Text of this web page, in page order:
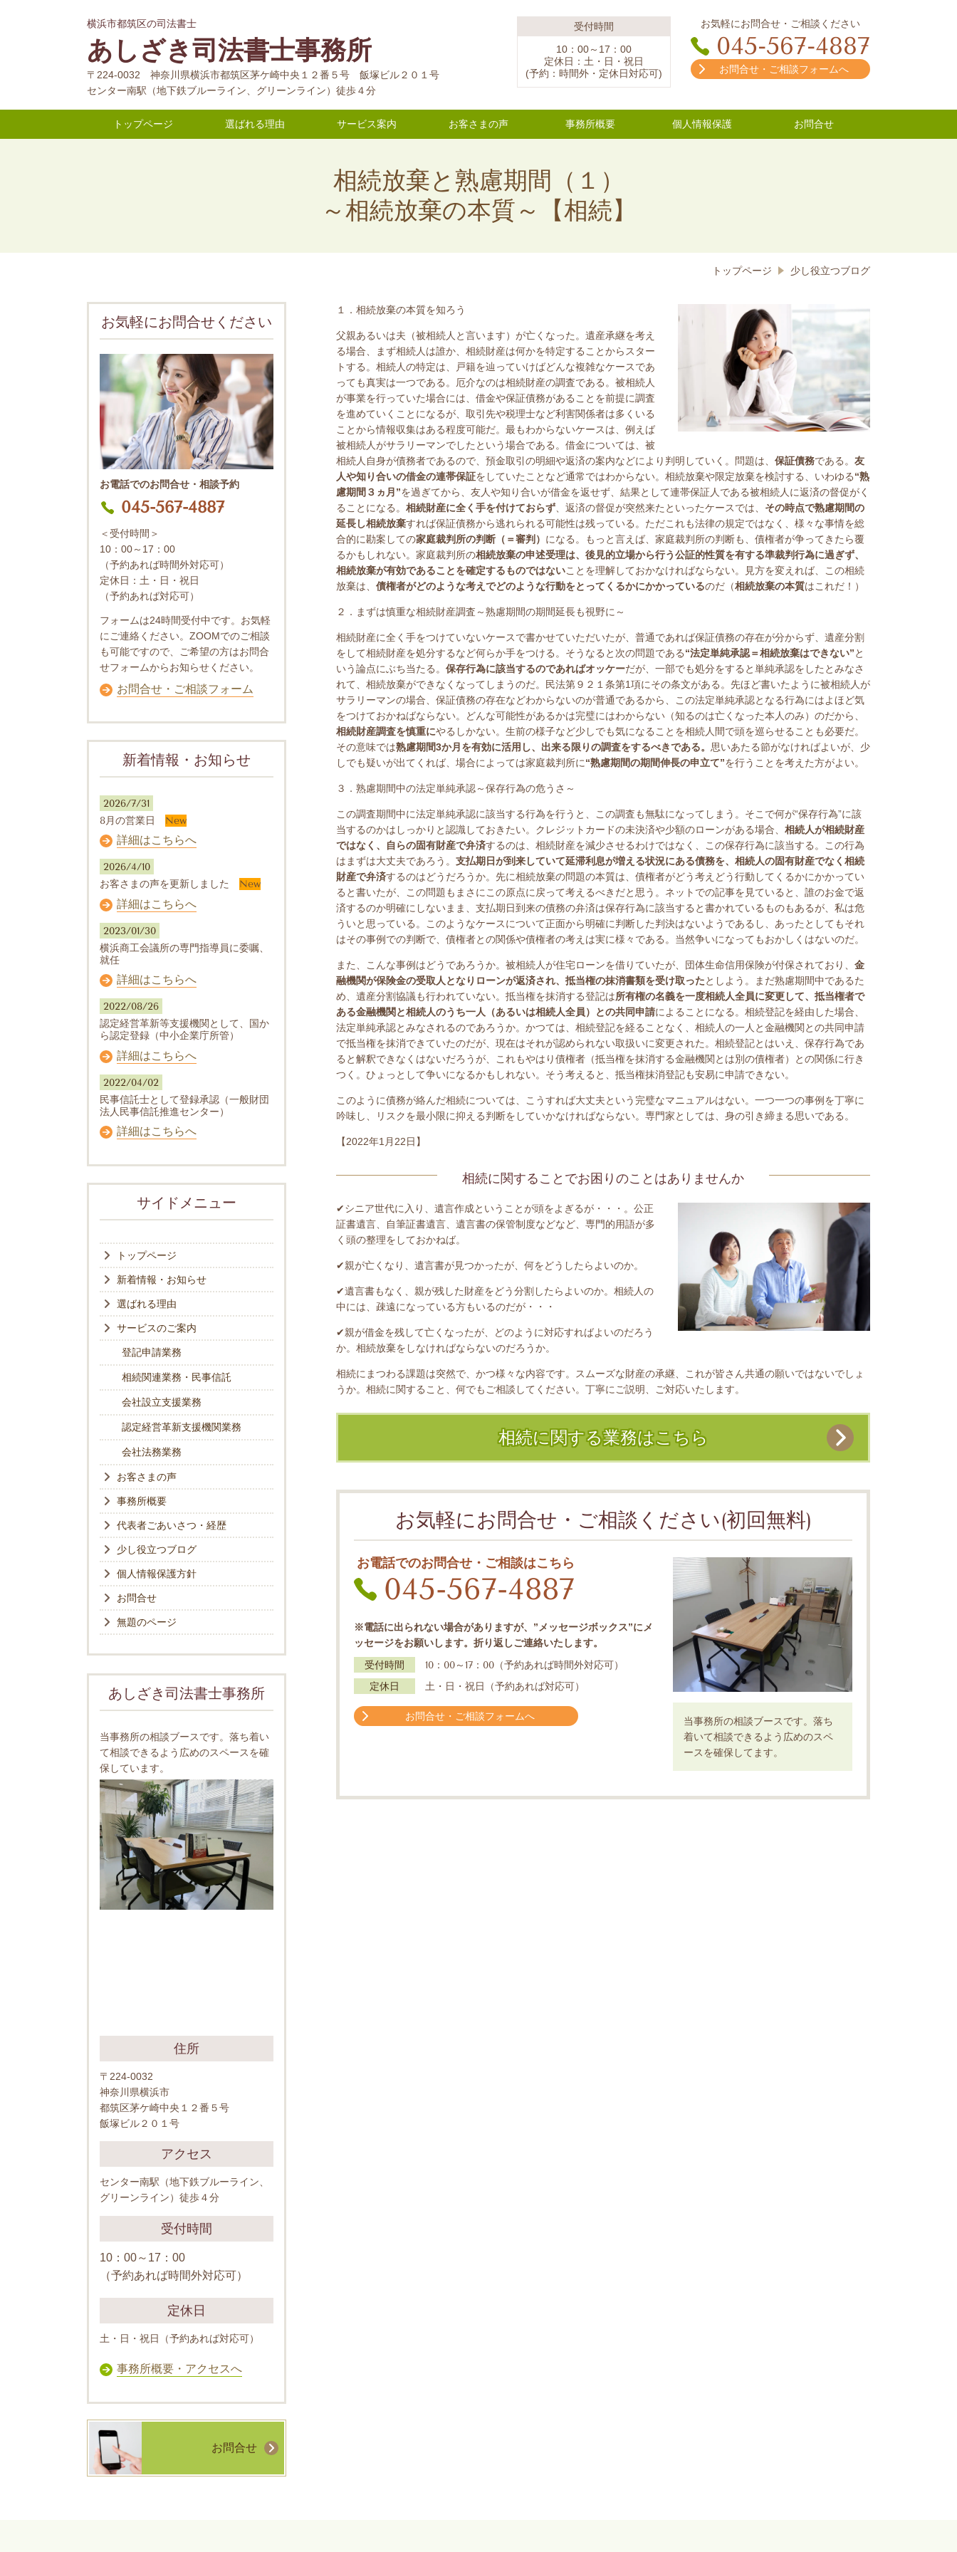
横浜市都筑区の司法書士
あしざき司法書士事務所
〒224-0032 神奈川県横浜市都筑区茅ケ崎中央１２番５号 飯塚ビル２０１号
センター南駅（地下鉄ブルーライン、グリーンライン）徒歩４分
受付時間
10：00～17：00
定休日：土・日・祝日
(予約：時間外・定休日対応可)
お気軽にお問合せ・ご相談ください
045-567-4887
お問合せ・ご相談フォームへ
トップページ 選ばれる理由 サービス案内 お客さまの声 事務所概要 個人情報保護 お問合せ
相続放棄と熟慮期間（１）
～相続放棄の本質～【相続】
トップページ 少し役立つブログ
１．相続放棄の本質を知ろう
父親あるいは夫（被相続人と言います）が亡くなった。遺産承継を考え
る場合、まず相続人は誰か、相続財産は何かを特定することからスター
トする。相続人の特定は、戸籍を辿っていけばどんな複雑なケースであ
っても真実は一つである。厄介なのは相続財産の調査である。被相続人
が事業を行っていた場合には、借金や保証債務があることを前提に調査
を進めていくことになるが、取引先や税理士など利害関係者は多くいる
ことから情報収集はある程度可能だ。最もわからないケースは、例えば
被相続人がサラリーマンでしたという場合である。借金については、被
相続人自身が債務者であるので、預金取引の明細や返済の案内などにより判明していく。問題は、 保証債務である。 友
人や知り合いの借金の連帯保証をしていたことなど通常ではわからない。相続放棄や限定放棄を検討する、いわゆる“熟
慮期間３ヵ月”を過ぎてから、友人や知り合いが借金を返せず、結果として連帯保証人である被相続人に返済の督促がく
ることになる。 相続財産に全く手を付けておらず 、返済の督促が突然来たといったケースでは、 その時点で熟慮期間の
延長し相続放棄すれば保証債務から逃れられる可能性は残っている。ただこれも法律の規定ではなく、様々な事情を総
合的に勘案しての家庭裁判所の判断（＝審判） になる。もっと言えば、家庭裁判所の判断も、債権者が争ってきたら覆
るかもしれない。家庭裁判所の相続放棄の申述受理は、後見的立場から行う公証的性質を有する準裁判行為に過ぎず、
相続放棄が有効であることを確定するものではないことを理解しておかなければならない。見方を変えれば、この相続
放棄は、 債権者がどのような考えでどのような行動をとってくるかにかかっているのだ（相続放棄の本質はこれだ！）
２．まずは慎重な相続財産調査～熟慮期間の期間延長も視野に～
相続財産に全く手をつけていないケースで書かせていただいたが、普通であれば保証債務の存在が分からず、遺産分割
をして相続財産を処分するなど何らか手をつける。そうなると次の問題である“法定単純承認＝相続放棄はできない”と
いう論点にぶち当たる。 保存行為に該当するのであればオッケーだが、一部でも処分をすると単純承認をしたとみなさ
れて、相続放棄ができなくなってしまうのだ。民法第９２１条第1項にその条文がある。先ほど書いたように被相続人が
サラリーマンの場合、保証債務の存在などわからないのが普通であるから、この法定単純承認となる行為にはよほど気
をつけておかねばならない。どんな可能性があるかは完璧にはわからない（知るのは亡くなった本人のみ）のだから、
相続財産調査を慎重にやるしかない。生前の様子など少しでも気になることを相続人間で頭を巡らせることも必要だ。
その意味では熟慮期間3か月を有効に活用し、出来る限りの調査をするべきである。 思いあたる節がなければよいが、少
しでも疑いが出てくれば、場合によっては家庭裁判所に“熟慮期間の期間伸長の申立て”を行うことを考えた方がよい。
３．熟慮期間中の法定単純承認～保存行為の危うさ～
この調査期間中に法定単純承認に該当する行為を行うと、この調査も無駄になってしまう。そこで何が“保存行為”に該
当するのかはしっかりと認識しておきたい。クレジットカードの未決済や少額のローンがある場合、 相続人が相続財産
ではなく、自らの固有財産で弁済するのは、相続財産を減少させるわけではなく、この保存行為に該当する。この行為
はまずは大丈夫であろう。 支払期日が到来していて延滞利息が増える状況にある債務を、相続人の固有財産でなく相続
財産で弁済するのはどうだろうか。先に相続放棄の問題の本質は、債権者がどう考えどう行動してくるかにかかってい
ると書いたが、この問題もまさにこの原点に戻って考えるべきだと思う。ネットでの記事を見ていると、誰のお金で返
済するのか明確にしないまま、支払期日到来の債務の弁済は保存行為に該当すると書かれているものもあるが、私は危
ういと思っている。このようなケースについて正面から明確に判断した判決はないようであるし、あったとしてもそれ
はその事例での判断で、債権者との関係や債権者の考えは実に様々である。当然争いになってもおかしくはないのだ。
また、こんな事例はどうであろうか。被相続人が住宅ローンを借りていたが、団体生命信用保険が付保されており、 金
融機関が保険金の受取人となりローンが返済され、抵当権の抹消書類を受け取ったとしよう。まだ熟慮期間中であるた
め、遺産分割協議も行われていない。抵当権を抹消する登記は所有権の名義を一度相続人全員に変更して、抵当権者で
ある金融機関と相続人のうち一人（あるいは相続人全員）との共同申請によることになる。相続登記を経由した場合、
法定単純承認とみなされるのであろうか。かつては、相続登記を経ることなく、相続人の一人と金融機関との共同申請
で抵当権を抹消できていたのだが、現在はそれが認められない取扱いに変更された。相続登記とはいえ、保存行為であ
ると解釈できなくはないだろうが、これもやはり債権者（抵当権を抹消する金融機関とは別の債権者）との関係に行き
つく。ひょっとして争いになるかもしれない。そう考えると、抵当権抹消登記も安易に申請できない。
このように債務が絡んだ相続については、こうすれば大丈夫という完璧なマニュアルはない。一つ一つの事例を丁寧に
吟味し、リスクを最小限に抑える判断をしていかなければならない。専門家としては、身の引き締まる思いである。
【2022年1月22日】
相続に関することでお困りのことはありませんか
✔シニア世代に入り、遺言作成ということが頭をよぎるが・・・。公正
証書遺言、自筆証書遺言、遺言書の保管制度などなど、専門的用語が多
く頭の整理をしておかねば。
✔親が亡くなり、遺言書が見つかったが、何をどうしたらよいのか。
✔遺言書もなく、親が残した財産をどう分割したらよいのか。相続人の
中には、疎遠になっている方もいるのだが・・・
✔親が借金を残して亡くなったが、どのように対応すればよいのだろう
か。相続放棄をしなければならないのだろうか。
相続にまつわる課題は突然で、かつ様々な内容です。スムーズな財産の承継、これが皆さん共通の願いではないでしょ
うか。相続に関すること、何でもご相談してください。丁寧にご説明、ご対応いたします。
相続に関する業務はこちら
お気軽にお問合せ・ご相談ください(初回無料)
当事務所の相談ブースです。落ち
着いて相談できるよう広めのスペ
ースを確保してます。
お電話でのお問合せ・ご相談はこちら
045-567-4887
※電話に出られない場合がありますが、”メッセージボックス”にメ
ッセージをお願いします。折り返しご連絡いたします。
受付時間
10：00～17：00（予約あれば時間外対応可）
定休日
土・日・祝日（予約あれば対応可）
お問合せ・ご相談フォームへ
お気軽にお問合せください
お電話でのお問合せ・相談予約
045-567-4887
＜受付時間＞
10：00～17：00
（予約あれば時間外対応可）
定休日：土・日・祝日
（予約あれば対応可）
フォームは24時間受付中です。お気軽
にご連絡ください。ZOOMでのご相談
も可能ですので、ご希望の方はお問合
せフォームからお知らせください。
お問合せ・ご相談フォーム
新着情報・お知らせ
2026/7/31
8月の営業日 New
詳細はこちらへ
2026/4/10
お客さまの声を更新しました New
詳細はこちらへ
2023/01/30
横浜商工会議所の専門指導員に委嘱、
就任
詳細はこちらへ
2022/08/26
認定経営革新等支援機関として、国か
ら認定登録（中小企業庁所管）
詳細はこちらへ
2022/04/02
民事信託士として登録承認（一般財団
法人民事信託推進センター）
詳細はこちらへ
サイドメニュー
トップページ
新着情報・お知らせ
選ばれる理由
サービスのご案内
登記申請業務
相続関連業務・民事信託
会社設立支援業務
認定経営革新支援機関業務
会社法務業務
お客さまの声
事務所概要
代表者ごあいさつ・経歴
少し役立つブログ
個人情報保護方針
お問合せ
無題のページ
あしざき司法書士事務所
当事務所の相談ブースです。落ち着い
て相談できるよう広めのスペースを確
保しています。
住所
〒224-0032
神奈川県横浜市
都筑区茅ケ崎中央１２番５号
飯塚ビル２０１号
アクセス
センター南駅（地下鉄ブルーライン、
グリーンライン）徒歩４分
受付時間
10：00～17：00
（予約あれば時間外対応可）
定休日
土・日・祝日（予約あれば対応可）
事務所概要・アクセスへ
お問合せ